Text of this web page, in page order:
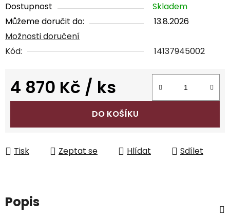
Dostupnost
Skladem
Můžeme doručit do:
13.8.2026
Možnosti doručení
Kód:
14137945002
4 870 Kč / ks
Měrná cena:
DO KOŠÍKU
Tisk Zeptat se Hlídat Sdílet
Popis